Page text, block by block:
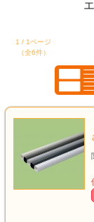
1 / 1ページ
（全6件）